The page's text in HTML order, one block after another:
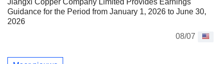
Guidance for the Period from January 1, 2026 to June 30,
2026
08/07